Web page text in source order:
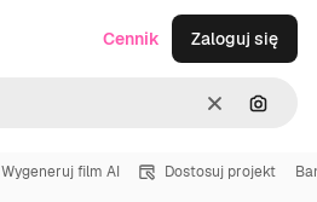
WyczyśćSzukaj
Cennik Zaloguj się
Wygeneruj film AI Dostosuj projekt